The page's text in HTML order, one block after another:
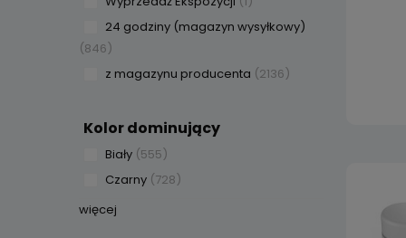
24 godziny (magazyn wysyłkowy)
(846)
z magazynu producenta (2136)
Kolor dominujący
Biały (555)
Czarny (728)
więcej